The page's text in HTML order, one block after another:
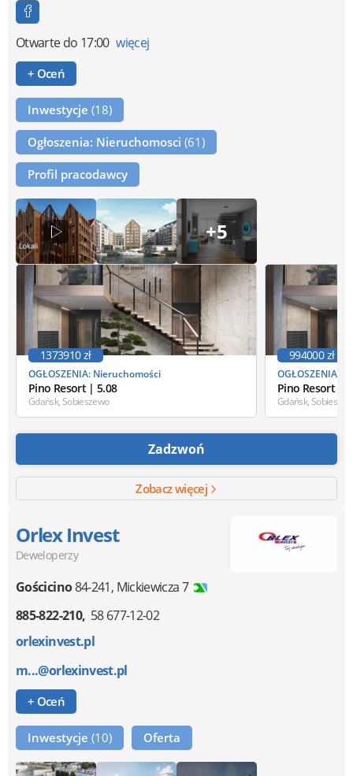
Otwartedo 17:00 więcej
+ Oceń
Inwestycje (18)
Ogłoszenia: Nieruchomosci (61)
Profil pracodawcy
+5
OGŁOSZENIA: Nieruchomości
Pino Resort | 5.08
1373910 zł
Gdańsk, Sobieszewo
OGŁOSZENIA:
Pino Resort |
994000 zł
Gdańsk,
Zadzwoń
Zobacz więcej
Orlex Invest
Deweloperzy
Gościcino84-241, Mickiewicza 7
885-822-210 58 677-12-02
orlexinvest.pl
m...@orlexinvest.pl
+ Oceń
Inwestycje (10) Oferta